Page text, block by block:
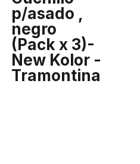
p/asado ,
negro
(Pack x 3)-
New Kolor -
Tramontina